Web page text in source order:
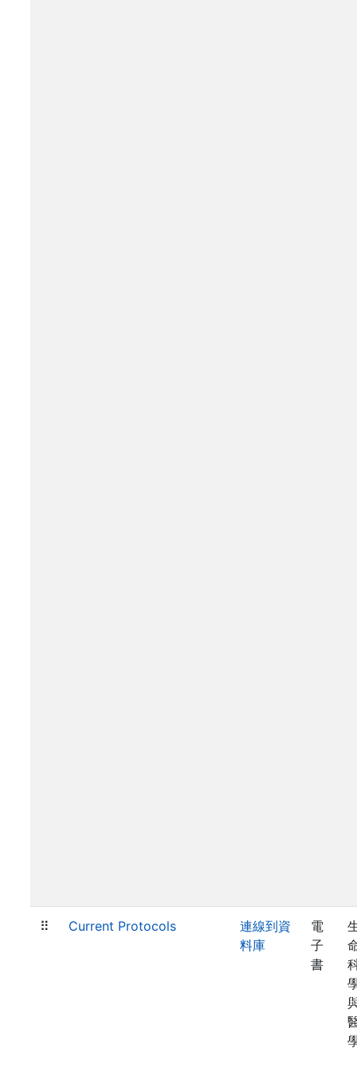
⠿ Current Protocols
連線到資
料庫
電
子
書